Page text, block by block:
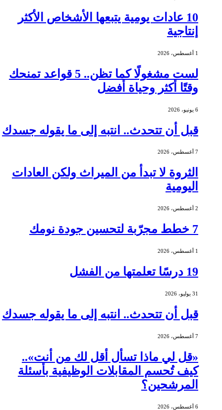
10 عادات يومية يتبعها الأشخاص الأكثر
إنتاجية
1 أغسطس، 2026
لست مشغولًا كما تظن.. 5 قواعد تمنحك
وقتًا أكثر وحياة أفضل
6 يونيو، 2026
قبل أن تتحدث.. انتبه إلى ما يقوله جسدك
7 أغسطس، 2026
الثروة لا تبدأ من الميراث ولكن العادات
اليومية
2 أغسطس، 2026
7 خطط مجرّبة لتحسين جودة نومك
1 أغسطس، 2026
19 درسًا تعلمتها من الفشل
31 يوليو، 2026
قبل أن تتحدث.. انتبه إلى ما يقوله جسدك
7 أغسطس، 2026
«قل لي ماذا تسأل أقل لك من أنت»..
كيف تُحسم المقابلات الوظيفية بأسئلة
المرشحين؟
6 أغسطس، 2026